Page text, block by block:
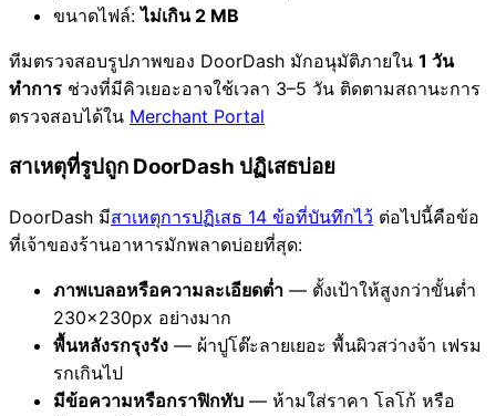
ขนาดไฟล์:ไม่เกิน 2 MB
ทีมตรวจสอบรูปภาพของ DoorDash มักอนุมัติภายใน 1 วัน
ทำการ ช่วงที่มีคิวเยอะอาจใช้เวลา 3–5 วัน ติดตามสถานะการ
ตรวจสอบได้ใน Merchant Portal
สาเหตุที่รูปถูก DoorDash ปฏิเสธบ่อย
DoorDash มีสาเหตุการปฏิเสธ 14 ข้อที่บันทึกไว้ ต่อไปนี้คือข้อ
ที่เจ้าของร้านอาหารมักพลาดบ่อยที่สุด:
ภาพเบลอหรือความละเอียดต่ำ — ตั้งเป้าให้สูงกว่าขั้นต่ำ
230×230px อย่างมาก
พื้นหลังรกรุงรัง — ผ้าปูโต๊ะลายเยอะ พื้นผิวสว่างจ้า เฟรม
รกเกินไป
มีข้อความหรือกราฟิกทับ — ห้ามใส่ราคา โลโก้ หรือ